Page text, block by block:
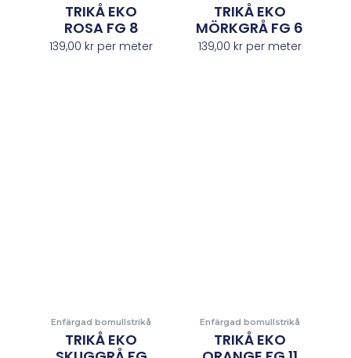
TRIKÅ EKO
ROSA FG 8
139,00 kr per meter
TRIKÅ EKO
MÖRKGRÅ FG 6
139,00 krper meter
Enfärgad bomullstrikå
TRIKÅ EKO
Enfärgad bomullstrikå
TRIKÅ EKO